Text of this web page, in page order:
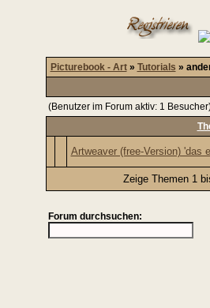
Picturebook - Art» Tutorials »
(Benutzer im Forum aktiv: 1
Artweaver (free-Version) 'das
Zeige Themen 1
Forum durchsuchen: